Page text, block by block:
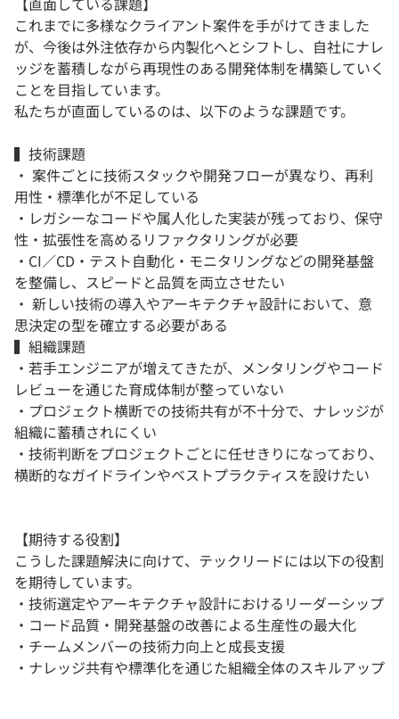
これまでに多様なクライアント案件を手がけてきました
が、今後は外注依存から内製化へとシフトし、自社にナレ
ッジを蓄積しながら再現性のある開発体制を構築していく
ことを目指しています。
私たちが直面しているのは、以下のような課題です。
▍技術課題
・ 案件ごとに技術スタックや開発フローが異なり、再利
用性・標準化が不足している
・レガシーなコードや属人化した実装が残っており、保守
性・拡張性を高めるリファクタリングが必要
・CI／CD・テスト自動化・モニタリングなどの開発基盤
を整備し、スピードと品質を両立させたい
・ 新しい技術の導入やアーキテクチャ設計において、意
思決定の型を確立する必要がある
▍組織課題
・若手エンジニアが増えてきたが、メンタリングやコード
レビューを通じた育成体制が整っていない
・プロジェクト横断での技術共有が不十分で、ナレッジが
組織に蓄積されにくい
・技術判断をプロジェクトごとに任せきりになっており、
横断的なガイドラインやベストプラクティスを設けたい
【期待する役割】
こうした課題解決に向けて、テックリードには以下の役割
を期待しています。
・技術選定やアーキテクチャ設計におけるリーダーシップ
・コード品質・開発基盤の改善による生産性の最大化
・チームメンバーの技術力向上と成長支援
・ナレッジ共有や標準化を通じた組織全体のスキルアップ